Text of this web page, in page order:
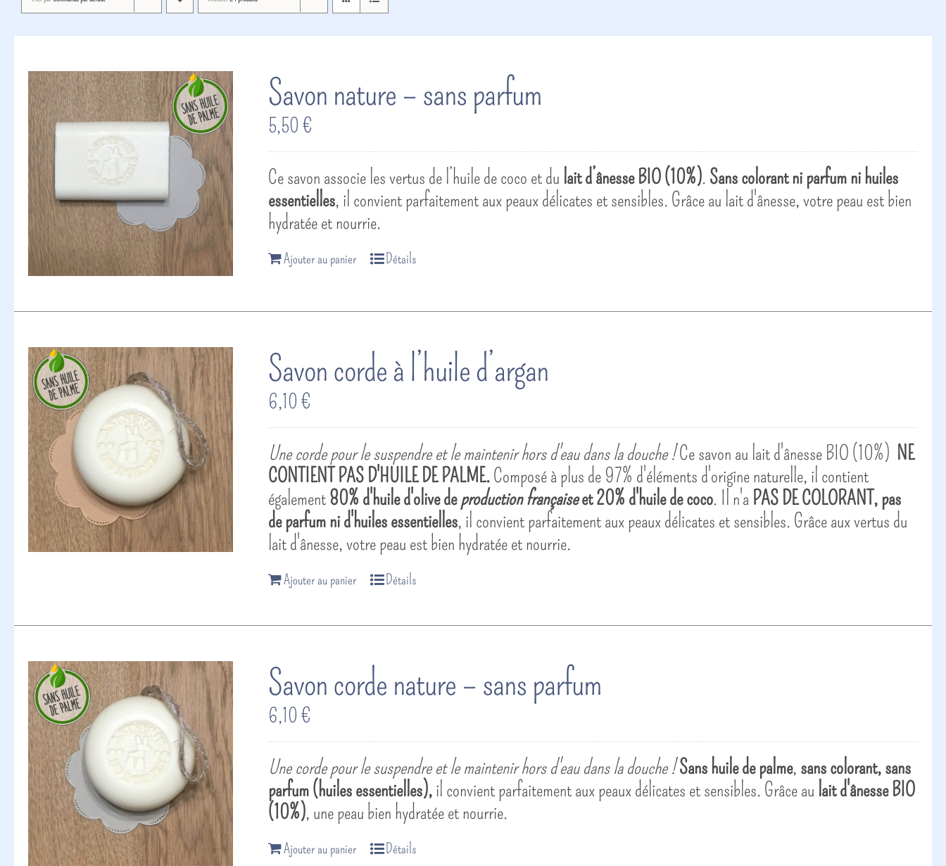
Savon nature – sans parfum
5,50€
Ce savon associe les vertus de l’huile de coco et du lait d’ânesse BIO (10%). Sans colorant ni parfum ni huiles
essentielles, il convient parfaitement aux peaux délicates et sensibles. Grâce au lait d'ânesse, votre peau est bien
hydratée et nourrie.
Ajouter au panier Détails
Savon corde à l’huile d’argan
6,10€
Une corde pour le suspendre et le maintenir hors d'eau dans la douche !Ce savon au lait d'ânesse BIO (10%) NE
CONTIENT PAS D'HUILE DE PALME.Composé à plus de 97% d'éléments d'origine naturelle, il contient
également80% d'huile d'olive deproduction françaiseet 20% d'huile de coco. Il n'a PAS DE COLORANT, pas
de parfum ni d'huiles essentielles, il convient parfaitement aux peaux délicates et sensibles. Grâce aux vertus du
lait d'ânesse, votre peau est bien hydratée et nourrie.
Ajouter au panier Détails
Savon corde nature – sans parfum
6,10€
Une corde pour le suspendre et le maintenir hors d'eau dans la douche !Sans huile de palme, sans colorant, sans
parfum (huiles essentielles),il convient parfaitement aux peaux délicates et sensibles. Grâce au lait d'ânesse BIO
(10%), une peau bien hydratée et nourrie.
Ajouter au panier Détails